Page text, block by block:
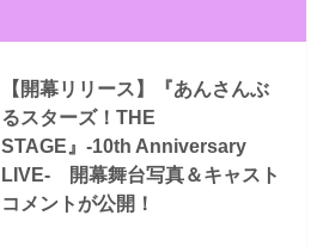
【開幕リリース】『あんさんぶ
るスターズ！THE
STAGE』-10th Anniversary
LIVE- 開幕舞台写真＆キャスト
コメントが公開！